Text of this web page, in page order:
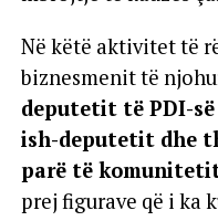
Në këtë aktivitet të
biznesmenit të
deputetit të PDI-
ish-deputetit dhe
parë të
prej figurave që i ka